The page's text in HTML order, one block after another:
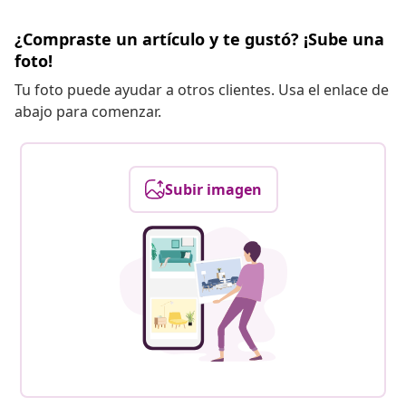
¿Compraste un artículo y te gustó? ¡Sube una
foto!
Tu foto puede ayudar a otros clientes. Usa el enlace de
abajo para comenzar.
Subir imagen